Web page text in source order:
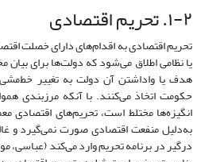
۱-۲. تحریم اقتصادی
تحریم اقتصادی به اقدام‌های دارای خصلت
یا نظامی اطلاق می‌شود که دولت‌ها برای بیان
هدف یا واداشتن آن دولت به تغییر خط‌مشی
حکومت اتخاذ می‌کنند. با آنکه مرزبندی
انگیزه‌ها مختلط است، تحریم‌های اقتصادی
به‌دلیل منفعت اقتصادی صورت نمی‌گیرد و